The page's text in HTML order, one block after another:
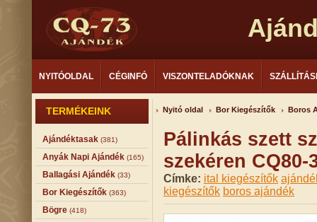
NYITÓOLDAL CÉGINFÓ VISZONTELADÓKNAK
TERMÉKEINK
Ajándéktasak (381)
Anyák Napi Ajándék (165)
Ballagási Ajándék (33)
Bor Kiegészítők (363)
Bögre (418)
Nyitó oldal Bor Kiegészítők Boros
Pálinkás szett
szekéren CQ80-
Címke: ital kiegészítők
kiegészítők boros ajándék